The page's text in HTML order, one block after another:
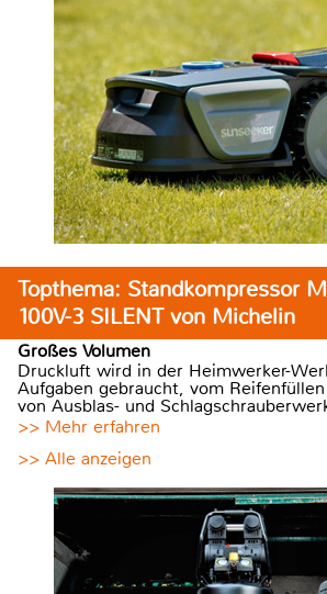
Topthema: Standkompressor
100V-3 SILENT von Michelin
Großes Volumen
Druckluft wird in der Heimwerker-
Aufgaben gebraucht, vom
von Ausblas- und
>> Mehr erfahren
>> Alle anzeigen